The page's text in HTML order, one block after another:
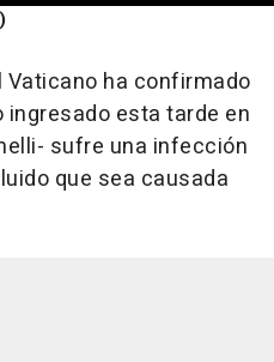
Vaticano ha confirmado
ingresado esta tarde en
sufre una infección
que sea causada